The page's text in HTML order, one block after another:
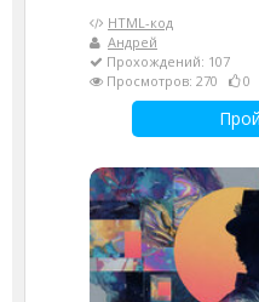
HTML-код
Андрей
Прохождений: 107
Просмотров: 270
0